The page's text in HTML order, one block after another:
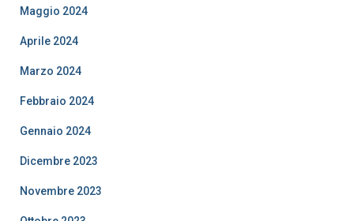
Maggio 2024
Aprile 2024
Marzo 2024
Febbraio 2024
Gennaio 2024
Dicembre 2023
Novembre 2023